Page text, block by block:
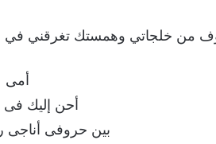
من خلجاتي وهمستك تغرقني في
أمى
أحن إليك
بين حروفى